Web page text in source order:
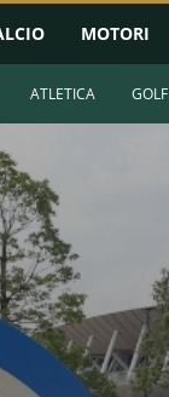
MOTORI
ATLETICA GOLF